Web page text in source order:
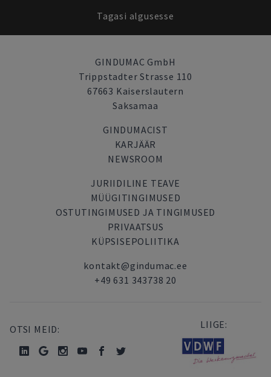
Tagasi algusesse
GINDUMAC GmbH
Trippstadter Strasse 110
67663 Kaiserslautern
Saksamaa
GINDUMACIST
KARJÄÄR
NEWSROOM
JURIIDILINE TEAVE
MÜÜGITINGIMUSED
OSTUTINGIMUSED JA TINGIMUSED
PRIVAATSUS
KÜPSISEPOLIITIKA
kontakt@gindumac.ee
+49 631 343738 20
OTSI MEID: LIIGE: